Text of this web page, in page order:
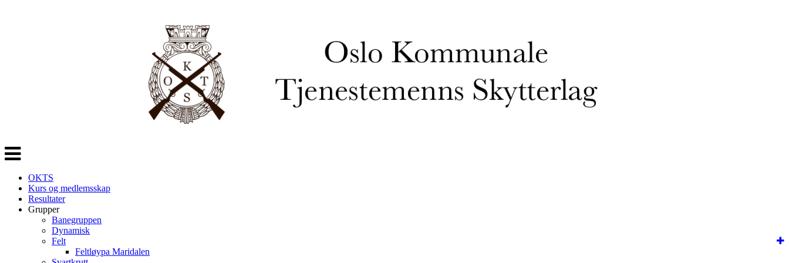
Veksle
navigasjon
OKTS
Kurs og medlemsskap
Resultater
Grupper
Banegruppen
Dynamisk
Felt
Feltløypa Maridalen